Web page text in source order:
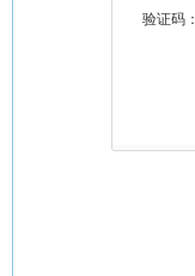
验证码：